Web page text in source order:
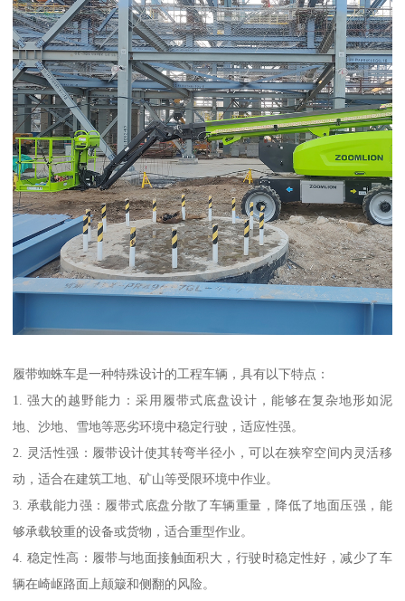
履带蜘蛛车是一种特殊设计的工程车辆，具有以下特点：
1. 强大的越野能力：采用履带式底盘设计，能够在复杂地形如泥
地、沙地、雪地等恶劣环境中稳定行驶，适应性强。
2. 灵活性强：履带设计使其转弯半径小，可以在狭窄空间内灵活移
动，适合在建筑工地、矿山等受限环境中作业。
3. 承载能力强：履带式底盘分散了车辆重量，降低了地面压强，能
够承载较重的设备或货物，适合重型作业。
4. 稳定性高：履带与地面接触面积大，行驶时稳定性好，减少了车
辆在崎岖路面上颠簸和侧翻的风险。